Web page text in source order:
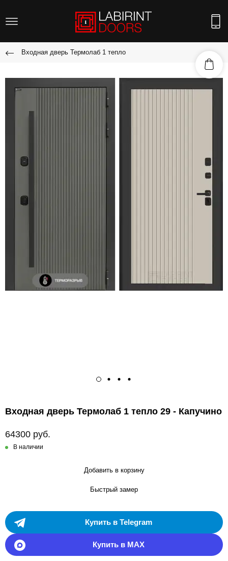
Входная дверь Термолаб 1 тепло
Входная дверь Термолаб 1 тепло 29 - Капучино
64300 руб.
В наличии
Добавить в корзину
Быстрый замер
Купить в Telegram
Купить в MAX